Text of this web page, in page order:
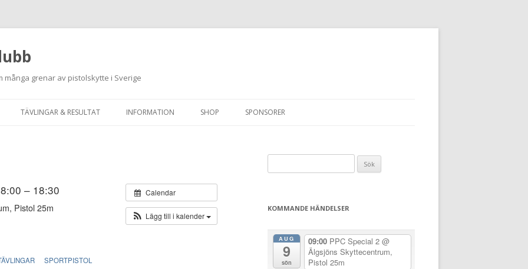
många grenar av pistolskytte i Sverige
till
TÄVLINGAR & RESULTAT INFORMATION
RUTINER FÖR SKJUTLEDARE
FÄLTSKYTTE
SHOP SPONSORER
Calendar
Lägg till i kalender
– 18:30
Pistol 25m
SPORTPISTOL
efter:
KOMMANDE HÄNDELSER
AUG
9
sön
09:00 PPC Special 2 @
Älgsjöns Skyttecentrum,
Pistol 25m